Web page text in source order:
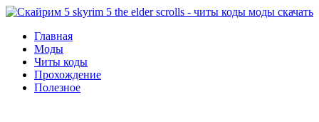
Перейти
содержимому
Главная
Моды
Читы коды
Прохождение
Полезное